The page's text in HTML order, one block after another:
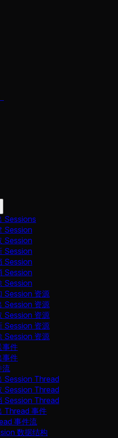
Sessions
Session
Session
Session
Session
Session
Session
Session 资源
Session 资源
Session 资源
Session 资源
Session 资源
事件
事件
流
Session Thread
Session Thread
Session Thread
Thread 事件
事件流
数据结构